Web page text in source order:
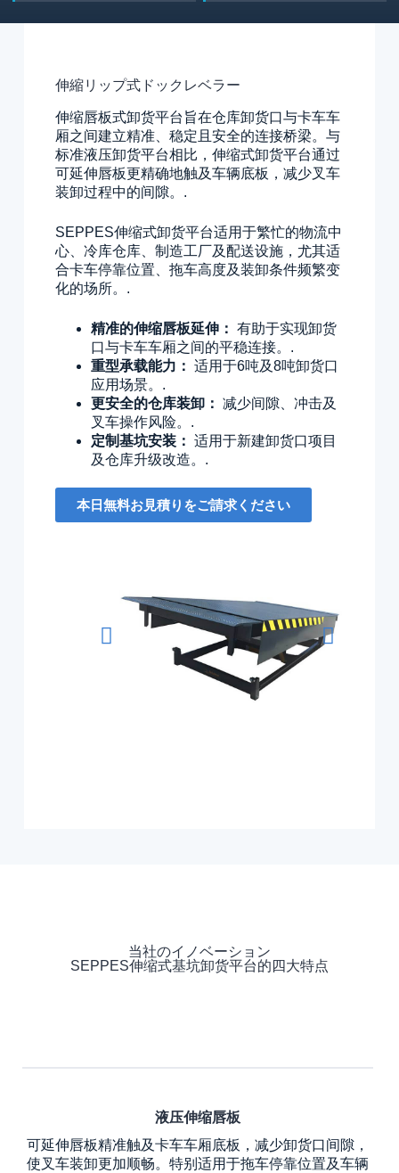
伸縮リップ式ドックレベラー
伸缩唇板式卸货平台旨在仓库卸货口与卡车车
厢之间建立精准、稳定且安全的连接桥梁。与
标准液压卸货平台相比，伸缩式卸货平台通过
可延伸唇板更精确地触及车辆底板，减少叉车
装卸过程中的间隙。.
SEPPES伸缩式卸货平台适用于繁忙的物流中
心、冷库仓库、制造工厂及配送设施，尤其适
合卡车停靠位置、拖车高度及装卸条件频繁变
化的场所。.
精准的伸缩唇板延伸： 有助于实现卸货
口与卡车车厢之间的平稳连接。.
重型承载能力： 适用于6吨及8吨卸货口
应用场景。.
更安全的仓库装卸： 减少间隙、冲击及
叉车操作风险。.
定制基坑安装： 适用于新建卸货口项目
及仓库升级改造。.
本日無料お見積りをご請求ください
当社のイノベーション
SEPPES伸缩式基坑卸货平台的四大特点
液压伸缩唇板
可延伸唇板精准触及卡车车厢底板，减少卸货口间隙，
使叉车装卸更加顺畅。特别适用于拖车停靠位置及车辆